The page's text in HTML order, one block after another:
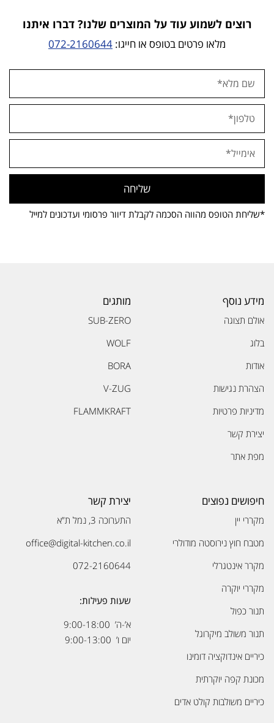
רוצים לשמוע עוד על המוצרים שלנו? דברו איתנו
מלאו פרטים בטופס או חייגו: 072-2160644
שליחה
*שליחת הטופס מהווה הסכמה לקבלת דיוור פרסומי ועדכונים למייל
מידע נוסף
אולם תצוגה
בלוג
אודות
הצהרת נגישות
מדיניות פרטיות
יצירת קשר
מפת אתר
מותגים
SUB-ZERO
WOLF
BORA
V-ZUG
FLAMMKRAFT
חיפושים נפוצים
מקררי יין
מטבח חוץ נירוסטה מודולרי
מקרר אינטגרלי
מקררי יוקרה
תנור כפול
תנור משולב מיקרוגל
כיריים אינדוקציה דומינו
מכונת קפה יוקרתית
כיריים משולבות קולט אדים
יצירת קשר
התערוכה 3, נמל ת”א
office@digital-kitchen.co.il
072-2160644
שעות פעילות:
א’-ה’ 9:00-18:00
יום ו’ 9:00-13:00